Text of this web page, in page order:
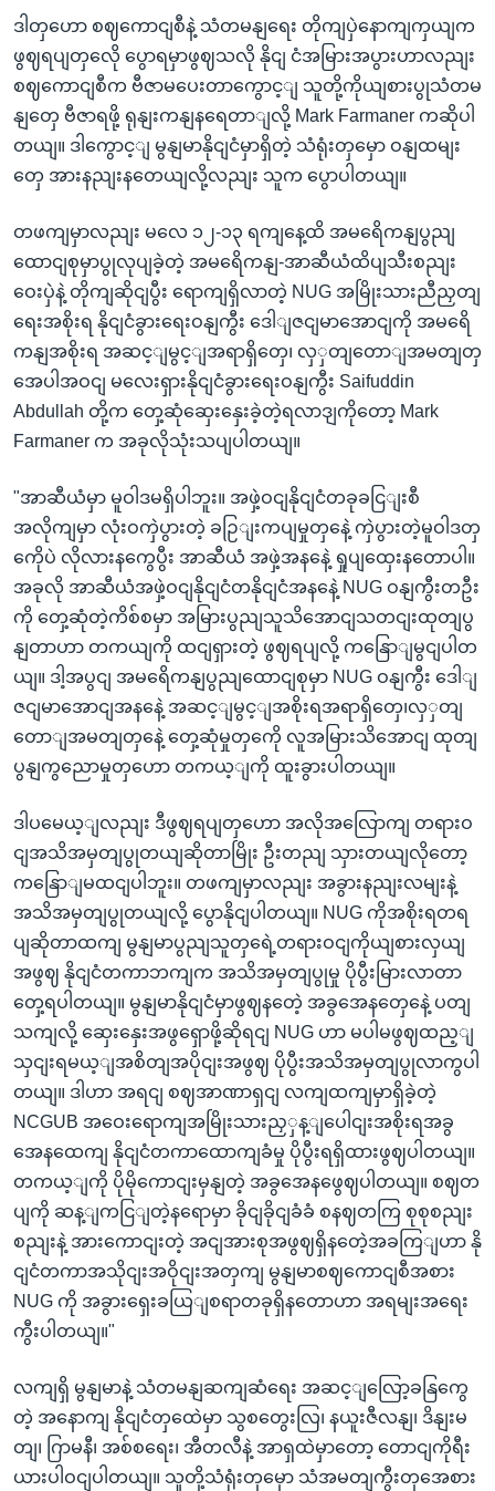
ဒါတှဟော စဈကောငျစီနဲ့ သံတမနျရေး တိုကျပှဲနောကျကှယျက
ဖွဈရပျတှလေို ပွောရမှာဖွဈသလို နိုငျ ငံအမြားအပွားဟာလညျး
စဈကောငျစီက ဗီဇာမပေးတာကွောင့ျ သူတို့ကိုယျစားပွုသံတမ
နျတှေ ဗီဇာရဖို့ ရုနျးကနျနရေတာျလို့ Mark Farmaner ကဆိုပါ
တယျ။ ဒါကွောင့ျ မွနျမာနိုငျငံမှာရှိတဲ့ သံရုံးတှမှော ဝနျထမျး
တှေ အားနညျးနတေယျလို့လညျး သူက ပွောပါတယျ။
တဖကျမှာလညျး မလေ ၁၂-၁၃ ရကျနေ့ထိ အမရေိကနျပွညျ
ထောငျစုမှာပွုလုပျခဲ့တဲ့ အမရေိကနျ-အာဆီယံထိပျသီးစညျး
ဝေးပှဲနဲ့ တိုကျဆိုငျပွီး ရောကျရှိလာတဲ့ NUG အမြိုးသားညီညှတျ
ရေးအစိုးရ နိုငျငံခွားရေးဝနျကွီး ဒေါျဇငျမာအောငျကို အမရေိ
ကနျအစိုးရ အဆင့ျမွင့ျအရာရှိတှေ၊ လှှတျတောျအမတျတှ
အေပါအဝငျ မလေးရှားနိုငျငံခွားရေးဝနျကွီး Saifuddin
Abdullah တို့က တှေ့ဆုံဆှေးနှေးခဲ့တဲ့ရလာဒျကိုတော့ Mark
Farmaner က အခုလိုသုံးသပျပါတယျ။
"အာဆီယံမှာ မူဝါဒမရှိပါဘူး။ အဖှဲ့ဝငျနိုငျငံတခုခငြျးစီ
အလိုကျမှာ လုံးဝကှဲပွားတဲ့ ခဉြျးကပျမှုတှနေဲ့ ကှဲပွားတဲ့မူဝါဒတှ
ကေိုပဲ လိုလားနကွေပွီး အာဆီယံ အဖှဲ့အနနေဲ့ ရှုပျထှေးနတောပါ။
အခုလို အာဆီယံအဖှဲ့ဝငျနိုငျငံတနိုငျငံအနနေဲ့ NUG ဝနျကွီးတဦး
ကို တှေ့ဆုံတဲ့ကိစ်စမှာ အမြားပွညျသူသိအောငျသတငျးထုတျပွ
နျတာဟာ တကယျကို ထငျရှားတဲ့ ဖွဈရပျလို့ ကနြောျမွငျပါတ
ယျ။ ဒါ့အပွငျ အမရေိကနျပွညျထောငျစုမှာ NUG ဝနျကွီး ဒေါျ
ဇငျမာအောငျအနနေဲ့ အဆင့ျမွင့ျအစိုးရအရာရှိတှေ၊လှှတျ
တောျအမတျတှနေဲ့ တှေ့ဆုံမှုတှကေို လူအမြားသိအောငျ ထုတျ
ပွနျကွညောမှုတှဟော တကယ့ျကို ထူးခွားပါတယျ။
ဒါပမေယ့ျလညျး ဒီဖွဈရပျတှဟော အလိုအလြောကျ တရားဝ
ငျအသိအမှတျပွုတယျဆိုတာမြိုး ဦးတညျ သှားတယျလိုတော့
ကနြောျမထငျပါဘူး။ တဖကျမှာလညျး အခွားနညျးလမျးနဲ့
အသိအမှတျပွုတယျလို့ ပွောနိုငျပါတယျ။ NUG ကိုအစိုးရတရ
ပျဆိုတာထကျ မွနျမာပွညျသူတှရေဲ့တရားဝငျကိုယျစားလှယျ
အဖွဈ နိုငျငံတကာဘကျက အသိအမှတျပွုမှု ပိုပွီးမြားလာတာ
တှေ့ရပါတယျ။ မွနျမာနိုငျငံမှာဖွဈနတေဲ့ အခွအေနတှေနေဲ့ ပတျ
သကျလို့ ဆှေးနှေးအဖွရှောဖို့ဆိုရငျ NUG ဟာ မပါမဖွဈထည့ျ
သှငျးရမယ့ျအစိတျအပိုငျးအဖွဈ ပိုပွီးအသိအမှတျပွုလာကွပါ
တယျ။ ဒါဟာ အရငျ စဈအာဏာရှငျ လကျထကျမှာရှိခဲ့တဲ့
NCGUB အဝေးရောကျအမြိုးသားညှှန့ျပေါငျးအစိုးရအခွ
အေနထေကျ နိုငျငံတကာထောကျခံမှု ပိုပွီးရရှိထားဖွဈပါတယျ။
တကယ့ျကို ပိုမိုကောငျးမှနျတဲ့ အခွအေနဖွေဈပါတယျ။ စဈတ
ပျကို ဆန့ျကငြျတဲ့နရောမှာ ခိုငျခိုငျခံခံ စနဈတကြ စုစုစညျး
စညျးနဲ့ အားကောငျးတဲ့ အငျအားစုအဖွဈရှိနတေဲ့အခကြျဟာ နို
ငျငံတကာအသိုငျးအဝိုငျးအတှကျ မွနျမာစဈကောငျစီအစား
NUG ကို အခွားရှေးခယြျစရာတခုရှိနတောဟာ အရမျးအရေး
ကွီးပါတယျ။"
လကျရှိ မွနျမာနဲ့ သံတမနျဆကျဆံရေး အဆင့ျလြော့ခနြကွေ
တဲ့ အနောကျ နိုငျငံတှထေဲမှာ သွစတွေးလြ၊ နယူးဇီလနျ၊ ဒိနျးမ
တျ၊ ဂြာမနီ၊ အစ်စရေး၊ အီတလီနဲ့ အာရှထဲမှာတော့ တောငျကိုရီး
ယားပါဝငျပါတယျ။ သူတို့သံရုံးတှမှော သံအမတျကွီးတှအေစား